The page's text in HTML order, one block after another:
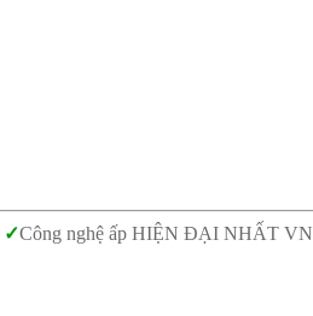
✓Công nghệ ấp HIỆN ĐẠI NHẤT VN